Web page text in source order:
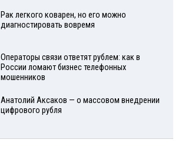
Рак легкого коварен, но его можно
диагностировать вовремя
Операторы связи ответят рублем: как в
России ломают бизнес телефонных
мошенников
Анатолий Аксаков — о массовом внедрении
цифрового рубля